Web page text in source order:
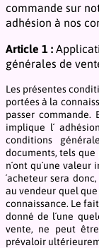
commande sur
adhésion à nos
Article 1 :
générales de
Les présentes
portées à la
passer commande.
implique l´
conditions
documents, tels que
n´ont qu´une
´acheteur sera
au vendeur quel
connaissance. Le
donné de l´une
vente, ne peut
prévaloir